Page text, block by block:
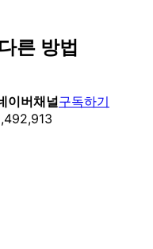
른 방법
이버채널구독하기